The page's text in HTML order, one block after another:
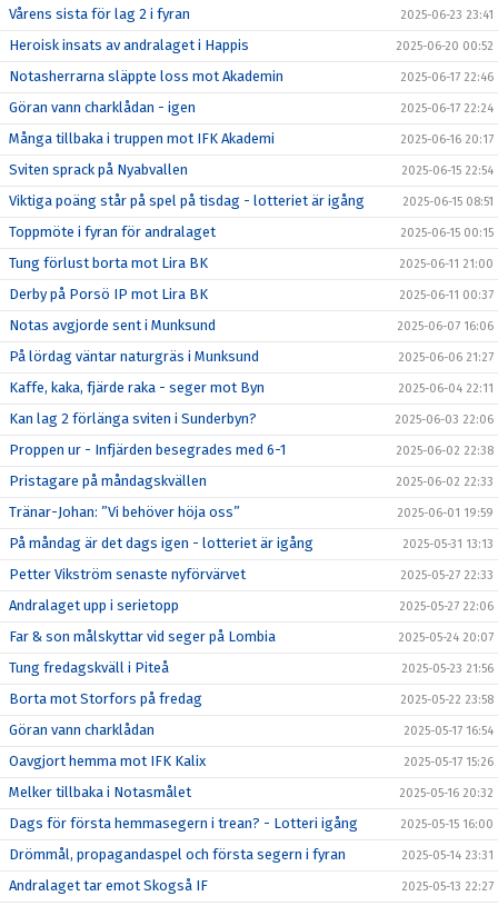
Vårens sista för lag 2 i fyran 2025-06-23 23:41
Heroisk insats av andralaget i Happis 2025-06-20 00:52
Notasherrarna släppte loss mot Akademin 2025-06-17 22:46
Göran vann charklådan - igen 2025-06-17 22:24
Många tillbaka i truppen mot IFK Akademi 2025-06-16 20:17
Sviten sprack på Nyabvallen 2025-06-15 22:54
Viktiga poäng står på spel på tisdag - lotteriet är igång 2025-06-15 08:51
Toppmöte i fyran för andralaget 2025-06-15 00:15
Tung förlust borta mot Lira BK 2025-06-11 21:00
Derby på Porsö IP mot Lira BK 2025-06-11 00:37
Notas avgjorde sent i Munksund 2025-06-07 16:06
På lördag väntar naturgräs i Munksund 2025-06-06 21:27
Kaffe, kaka, fjärde raka - seger mot Byn 2025-06-04 22:11
Kan lag 2 förlänga sviten i Sunderbyn? 2025-06-03 22:06
Proppen ur - Infjärden besegrades med 6-1 2025-06-02 22:38
Pristagare på måndagskvällen 2025-06-02 22:33
Tränar-Johan: ”Vi behöver höja oss” 2025-06-01 19:59
På måndag är det dags igen - lotteriet är igång 2025-05-31 13:13
Petter Vikström senaste nyförvärvet 2025-05-27 22:33
Andralaget upp i serietopp 2025-05-27 22:06
Far & son målskyttar vid seger på Lombia 2025-05-24 20:07
Tung fredagskväll i Piteå 2025-05-23 21:56
Borta mot Storfors på fredag 2025-05-22 23:58
Göran vann charklådan 2025-05-17 16:54
Oavgjort hemma mot IFK Kalix 2025-05-17 15:26
Melker tillbaka i Notasmålet 2025-05-16 20:32
Dags för första hemmasegern i trean? - Lotteri igång 2025-05-15 16:00
Drömmål, propagandaspel och första segern i fyran 2025-05-14 23:31
Andralaget tar emot Skogså IF 2025-05-13 22:27